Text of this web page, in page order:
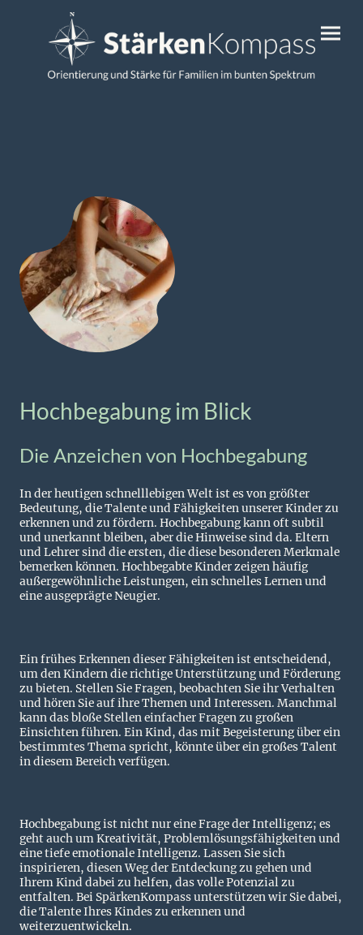
Hochbegabung im Blick
Die Anzeichen von Hochbegabung
In der heutigen schnelllebigen Welt ist es von größter
Bedeutung, die Talente und Fähigkeiten unserer Kinder zu
erkennen und zu fördern. Hochbegabung kann oft subtil
und unerkannt bleiben, aber die Hinweise sind da. Eltern
und Lehrer sind die ersten, die diese besonderen Merkmale
bemerken können. Hochbegabte Kinder zeigen häufig
außergewöhnliche Leistungen, ein schnelles Lernen und
eine ausgeprägte Neugier.
Ein frühes Erkennen dieser Fähigkeiten ist entscheidend,
um den Kindern die richtige Unterstützung und Förderung
zu bieten. Stellen Sie Fragen, beobachten Sie ihr Verhalten
und hören Sie auf ihre Themen und Interessen. Manchmal
kann das bloße Stellen einfacher Fragen zu großen
Einsichten führen. Ein Kind, das mit Begeisterung über ein
bestimmtes Thema spricht, könnte über ein großes Talent
in diesem Bereich verfügen.
Hochbegabung ist nicht nur eine Frage der Intelligenz; es
geht auch um Kreativität, Problemlösungsfähigkeiten und
eine tiefe emotionale Intelligenz. Lassen Sie sich
inspirieren, diesen Weg der Entdeckung zu gehen und
Ihrem Kind dabei zu helfen, das volle Potenzial zu
entfalten. Bei SpärkenKompass unterstützen wir Sie dabei,
die Talente Ihres Kindes zu erkennen und
weiterzuentwickeln.